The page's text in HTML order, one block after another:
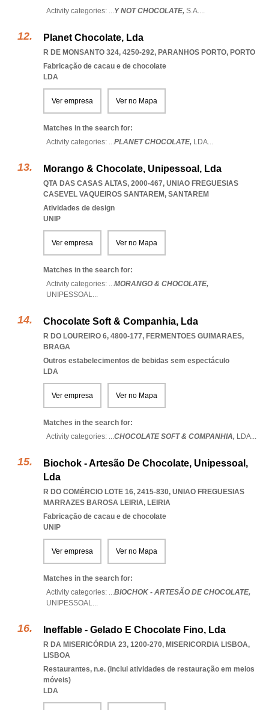
Activity categories: ...Y NOT CHOCOLATE, S.A....
Planet Chocolate, Lda
R DE MONSANTO 324, 4250-292, PARANHOS PORTO, PORTO
Fabricação de cacau e de chocolate
LDA
Ver empresa Ver no Mapa
Matches in the search for:
Activity categories: ...PLANET CHOCOLATE, LDA...
Morango & Chocolate, Unipessoal, Lda
QTA DAS CASAS ALTAS, 2000-467, UNIAO FREGUESIAS
CASEVEL VAQUEIROS SANTAREM, SANTAREM
Atividades de design
UNIP
Ver empresa Ver no Mapa
Matches in the search for:
Activity categories: ...MORANGO & CHOCOLATE,
UNIPESSOAL...
Chocolate Soft & Companhia, Lda
R DO LOUREIRO 6, 4800-177, FERMENTOES GUIMARAES,
BRAGA
Outros estabelecimentos de bebidas sem espectáculo
LDA
Ver empresa Ver no Mapa
Matches in the search for:
Activity categories: ...CHOCOLATE SOFT & COMPANHIA, LDA...
Biochok - Artesão De Chocolate, Unipessoal,
Lda
R DO COMÉRCIO LOTE 16, 2415-830, UNIAO FREGUESIAS
MARRAZES BAROSA LEIRIA, LEIRIA
Fabricação de cacau e de chocolate
UNIP
Ver empresa Ver no Mapa
Matches in the search for:
Activity categories: ...BIOCHOK - ARTESÃO DE CHOCOLATE,
UNIPESSOAL...
Ineffable - Gelado E Chocolate Fino, Lda
R DA MISERICÓRDIA 23, 1200-270, MISERICORDIA LISBOA,
LISBOA
Restaurantes, n.e. (inclui atividades de restauração em meios
móveis)
LDA